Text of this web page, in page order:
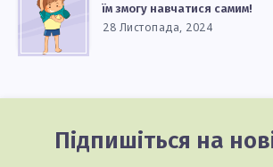
їм змогу навчатися самим!
28 Листопада, 2024
Підпишіться на